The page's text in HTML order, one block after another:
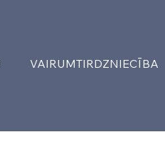
VAIRUMTIRDZNIECĪBA